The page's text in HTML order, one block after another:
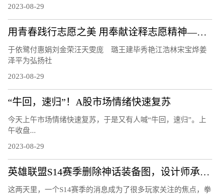
2023-08-29
用青春践行志愿之美 用奉献诠释志愿精神——记2022年度海淀区十大明星志愿者
于依鹭付惠娟刘金荣汪天雯庞 璐王建毕秀艳江浩林宋宝烨姜
泽平为弘扬社
2023-08-29
“牛回，速归”！A股市场情绪快速复苏
今天上午市场情绪快速复苏，于是又有人喊“牛回，速归”。上
午收盘...
2023-08-29
英雄联盟S14赛季删除神话装备图，设计师承认错误，游戏大批回调
这两天里，一个S14赛季的消息成为了很多玩家关注的焦点，拳